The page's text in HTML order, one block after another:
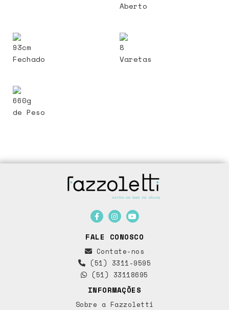
Aberto
93cm
Fechado
8
Varetas
660g
de Peso
FALE CONOSCO
Contate-nos
(51) 3311-9595
(51) 33118695
INFORMAÇÕES
Sobre a Fazzoletti